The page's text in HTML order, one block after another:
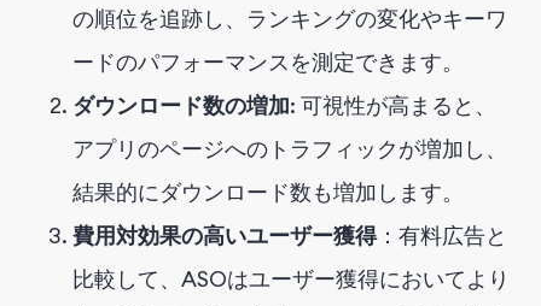
の順位を追跡し、ランキングの変化やキーワ
ードのパフォーマンスを測定できます。
ダウンロード数の増加: 可視性が高まると、
アプリのページへのトラフィックが増加し、
結果的にダウンロード数も増加します。
費用対効果の高いユーザー獲得：有料広告と
比較して、ASOはユーザー獲得においてより